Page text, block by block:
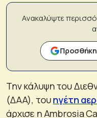
Ανακαλύψτε
Την κάλυψη του
(ΔΑΑ), τουηγέτη
άρχισε η Ambrosia